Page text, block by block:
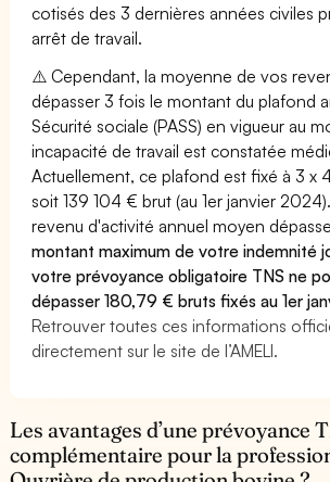
cotisés des 3 dernières années civiles
arrêt de travail.
⚠️ Cependant, la moyenne de vos
dépasser 3 fois le montant du plafond
Sécurité sociale (PASS) en vigueur au
incapacité de travail est constatée
Actuellement, ce plafond est fixé à 3 x
soit 139 104 € brut (au 1er janvier
revenu d'activité annuel moyen
montant maximum de votre indemnité
votre prévoyance obligatoire TNS ne
dépasser 180,79 € bruts fixés au 1er
Retrouver toutes ces informations
directement sur le site de l’AMELI.
Les avantages d’une prévoyance
complémentaire pour la